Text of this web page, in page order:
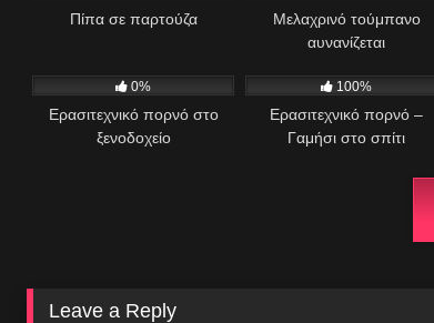
Πίπα σε παρτούζα
Μελαχρινό τούμπανο
αυνανίζεται
0%
Ερασιτεχνικό πορνό στο
ξενοδοχείο
100%
Ερασιτεχνικό πορνό –
Γαμήσι στο σπίτι
Leave a Reply